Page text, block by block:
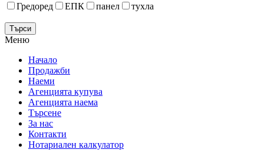
Гредоред
ЕПК панел тухла
Меню
Начало
Продажби
Наеми
Агенцията купува
Агенцията наема
Търсене
За нас
Контакти
Нотариален калкулатор